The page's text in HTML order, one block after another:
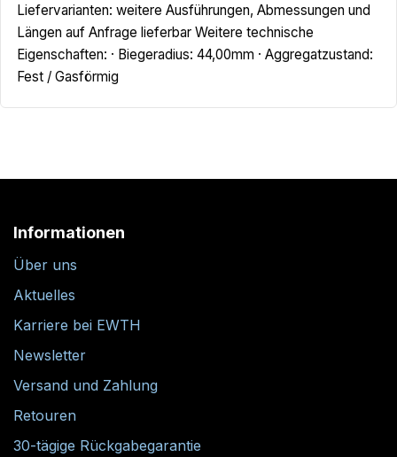
Liefervarianten: weitere Ausführungen, Abmessungen und
Längen auf Anfrage lieferbar Weitere technische
Eigenschaften: · Biegeradius: 44,00mm · Aggregatzustand:
Fest / Gasförmig
Informationen
Über uns
Aktuelles
Karriere bei EWTH
Newsletter
Versand und Zahlung
Retouren
30-tägige Rückgabegarantie